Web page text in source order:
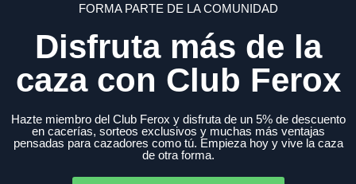
FORMA PARTE DE LA COMUNIDAD
Disfruta más de la
caza con Club Ferox
Hazte miembro del Club Ferox y disfruta de un 5% de descuento
en cacerías, sorteos exclusivos y muchas más ventajas
pensadas para cazadores como tú. Empieza hoy y vive la caza
de otra forma.